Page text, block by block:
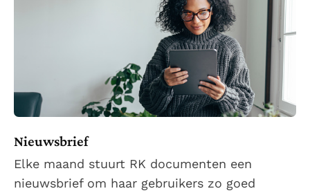
Nieuwsbrief
Elke maand stuurt RK documenten een
nieuwsbrief om haar gebruikers zo goed